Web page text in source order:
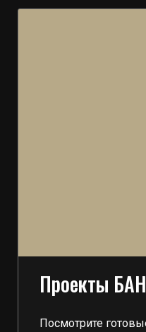
Проекты
Посмотрите